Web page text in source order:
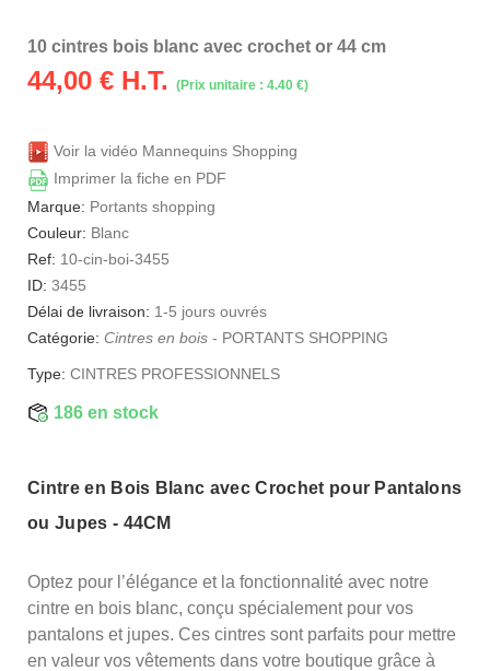
10 cintres bois blanc avec crochet or 44 cm
44,00 € H.T. (Prix unitaire : 4.40 €)
Voir la vidéo Mannequins Shopping
Imprimer la fiche en PDF
Marque: Portants shopping
Couleur: Blanc
Ref: 10-cin-boi-3455
ID: 3455
Délai de livraison: 1-5 jours ouvrés
Catégorie: Cintres en bois - PORTANTS SHOPPING
Type: CINTRES PROFESSIONNELS
186 en stock
Cintre en Bois Blanc avec Crochet pour Pantalons
ou Jupes - 44CM
Optez pour l’élégance et la fonctionnalité avec notre
cintre en bois blanc, conçu spécialement pour vos
pantalons et jupes. Ces cintres sont parfaits pour mettre
en valeur vos vêtements dans votre boutique grâce à